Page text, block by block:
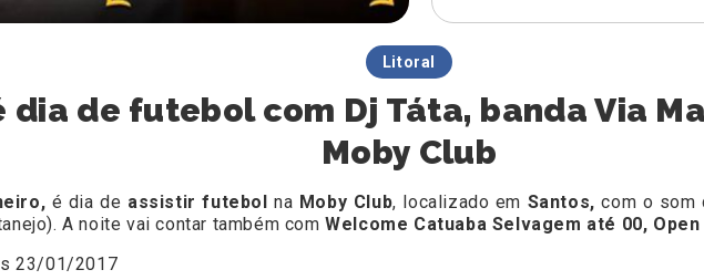
Litoral
de futebol com Dj Táta, banda Via
Moby Club
é dia de assistir futebol na Moby Club, localizado em Santos, com o som
A noite vai contar também comWelcome Catuaba Selvagem até 00,
23/01/2017